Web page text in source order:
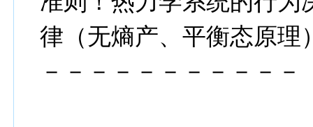
律（无熵产、平衡态原理
－－－－－－－－－－－